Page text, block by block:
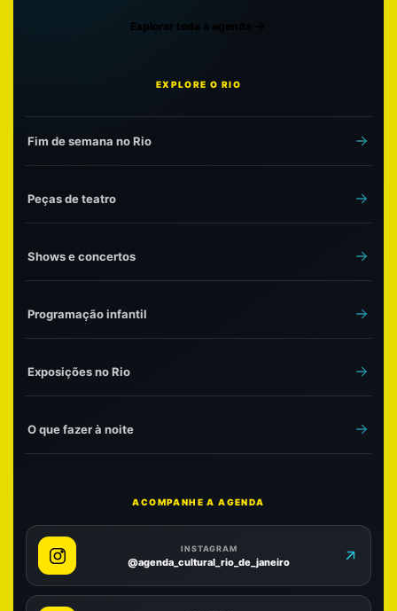
Explorar toda a agenda
EXPLORE O RIO
Fim de semana no Rio
Peças de teatro
Shows e concertos
Programação infantil
Exposições no Rio
O que fazer à noite
ACOMPANHE A AGENDA
INSTAGRAM
@agenda_cultural_rio_de_janeiro